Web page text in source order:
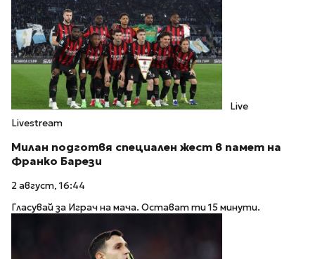
Live
Livestream
Милан подготвя специален жест в памет на
Франко Барези
2 август, 16:44
Гласувай за Играч на мача. Остават ти 15 минути.